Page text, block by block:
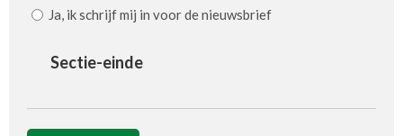
Ja, ik schrijf mij in voor de nieuwsbrief
Sectie-einde